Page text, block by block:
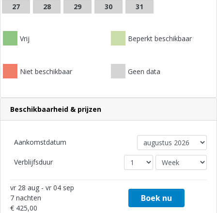
27
28 29 30 31
Vrij Beperkt beschikbaar
Niet beschikbaar Geen data
Beschikbaarheid & prijzen
Aankomstdatum
Verblijfsduur
vr 28 aug - vr 04 sep
7 nachten
€ 425,00
Boek nu